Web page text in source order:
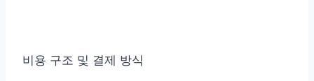
비용 구조 및 결제 방식